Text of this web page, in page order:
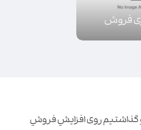
فروش
گذاشتیم روی افزایشِ فروشِ